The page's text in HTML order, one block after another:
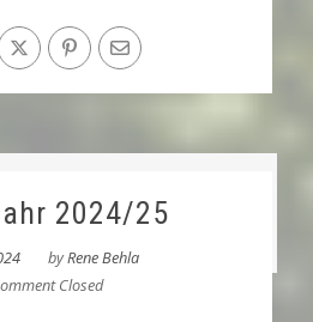
2024/25
byRene Behla
Closed